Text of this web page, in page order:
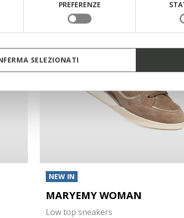
PREFERENZE
SELEZIONATI
NEW IN
MARYEMY WOMAN
Low top sneakers